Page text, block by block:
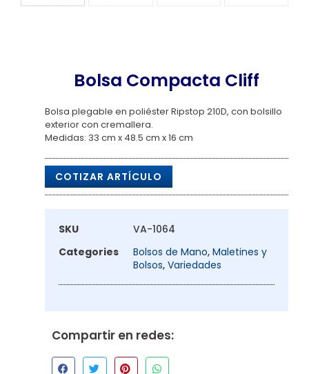
Bolsa Compacta Cliff
Bolsa plegable en poliéster Ripstop 210D, con bolsillo
exterior con cremallera.
Medidas: 33 cm x 48.5 cm x 16 cm
COTIZAR ARTÍCULO
SKU
VA-1064
Categories
Bolsos de Mano, Maletines y
Bolsos, Variedades
Compartir en redes: